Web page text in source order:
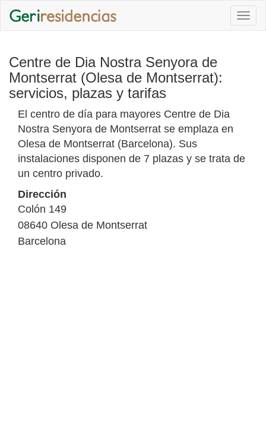
Centre de Dia Nostra Senyora de
Montserrat (Olesa de Montserrat):
servicios, plazas y tarifas
El centro de día para mayores Centre de Dia
Nostra Senyora de Montserrat se emplaza en
Olesa de Montserrat (Barcelona). Sus
instalaciones disponen de 7 plazas y se trata de
un centro privado.
Dirección
Colón 149
08640 Olesa de Montserrat
Barcelona